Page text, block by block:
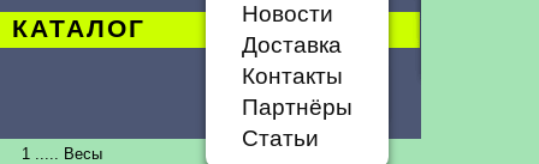
КАТАЛОГ
Новости
Доставка
Контакты
Партнёры
Статьи
1 ..... Весы